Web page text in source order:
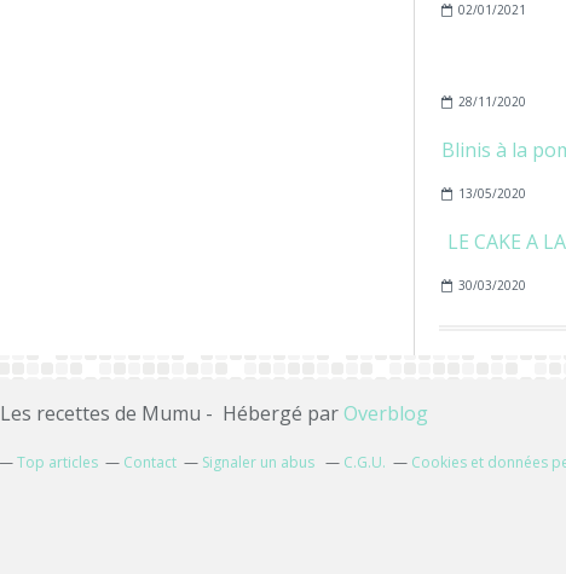
02/01/2021
28/11/2020
Blinis à la
13/05/2020
LE CAKE A
30/03/2020
Les recettes de Mumu - Hébergé parOverblog
Top articles Contact Signaler un abus C.G.U. Cookies et données